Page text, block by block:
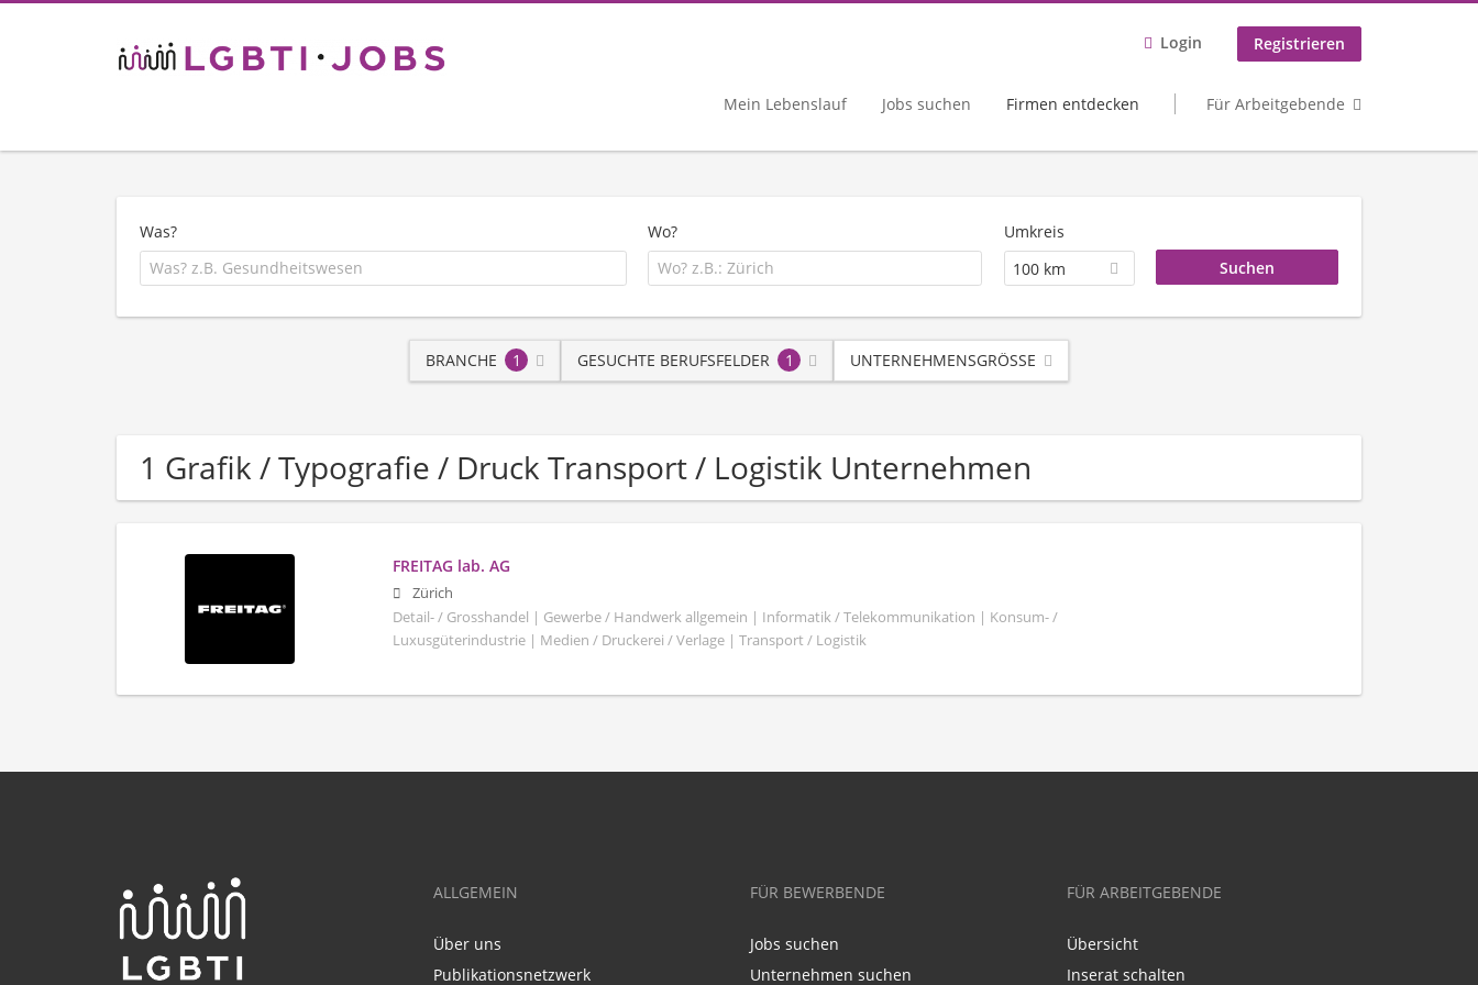
Login Registrieren
Mein Lebenslauf Jobs suchen Firmen entdecken Für Arbeitgebende
Was? Wo?
Umkreis
100 km
BRANCHE 1 GESUCHTE BERUFSFELDER 1 UNTERNEHMENSGRÖSSE
1 Grafik / Typografie / Druck Transport / Logistik Unternehmen
FREITAG lab. AG
Zürich
Detail- / Grosshandel | Gewerbe / Handwerk allgemein | Informatik / Telekommunikation | Konsum- /
Luxusgüterindustrie | Medien / Druckerei / Verlage | Transport / Logistik
ALLGEMEIN
Über uns
Publikationsnetzwerk
FÜR BEWERBENDE
Jobs suchen
Unternehmen suchen
FÜR ARBEITGEBENDE
Übersicht
Inserat schalten